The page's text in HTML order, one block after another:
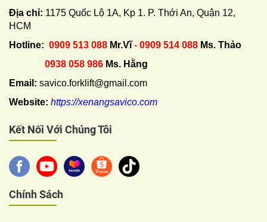
Địa chỉ: 1175 Quốc Lộ 1A, Kp 1. P. Thới An, Quận 12,
HCM
Hotline: 0909 513 088 Mr.Vĩ- 0909 514 088 Ms. Thảo
0938 058 986 Ms. Hằng
Email: savico.forklift@gmail.com
Website: https://xenangsavico.com
Kết Nối Với Chúng Tôi
Chính Sách